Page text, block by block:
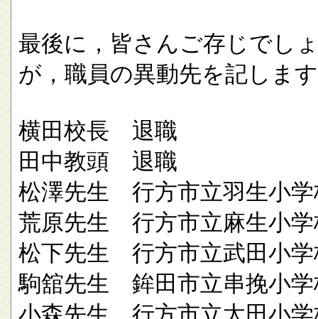
最後に，皆さんご存じでし
が，職員の異動先を記しま
横田校長 退職
田中教頭 退職
松澤先生 行方市立羽生小学
荒原先生 行方市立麻生小学
松下先生 行方市立武田小学
駒舘先生 鉾田市立串挽小学